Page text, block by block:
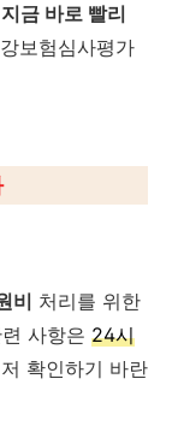
지금 바로 빨리
보험심사평가
비 처리를 위한
사항은 24시
확인하기 바란